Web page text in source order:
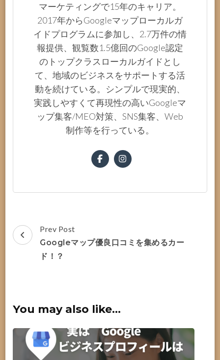
マーケティングで15年のキャリア。
2017年からGoogleマップローカルガ
イドプログラムに参加し、2.7万件の情
報提供、観覧数1.5億回のGoogle認定
のトップクラスローカルガイドとし
て、地域のビジネスをサポートする活
動を続けている。シンプルで現実的、
実践しやすくて再現性の高いGoogleマ
ップ集客/MEO対策、SNS集客、Web
制作等を行っている。
Post
Navigation
Prev Post
Googleマップ優良口コミを集めるカー
ド！？
You may also like...